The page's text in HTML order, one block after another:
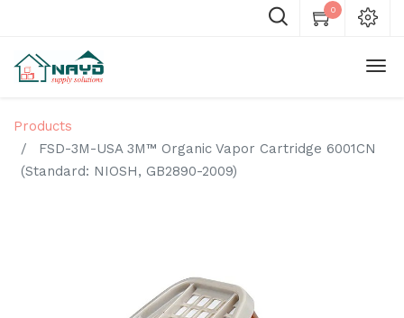
0
Products
FSD-3M-USA 3M™ Organic Vapor Cartridge 6001CN
(Standard: NIOSH, GB2890-2009)